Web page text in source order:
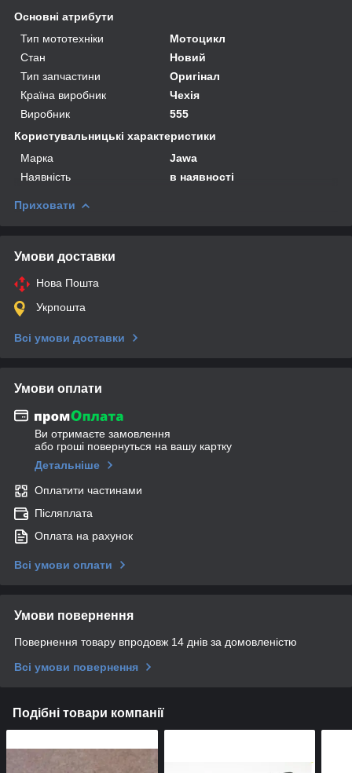
Основні атрибути
Тип мототехніки
Мотоцикл
Стан
Новий
Тип запчастини
Оригінал
Країна виробник
Чехія
Виробник
555
Користувальницькі характеристики
Марка
Jawa
Наявність
в наявності
Приховати
Умови доставки
Нова Пошта
Укрпошта
Всі умови доставки
Умови оплати
Ви отримаєте замовлення
або гроші повернуться на вашу картку
Детальніше
Оплатити частинами
Післяплата
Оплата на рахунок
Всі умови оплати
Умови повернення
Повернення товару впродовж 14 днів за домовленістю
Всі умови повернення
Подібні товари компанії